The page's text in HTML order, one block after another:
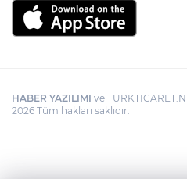
HABER YAZILIMI ve
2026 Tüm hakları saklıdır.